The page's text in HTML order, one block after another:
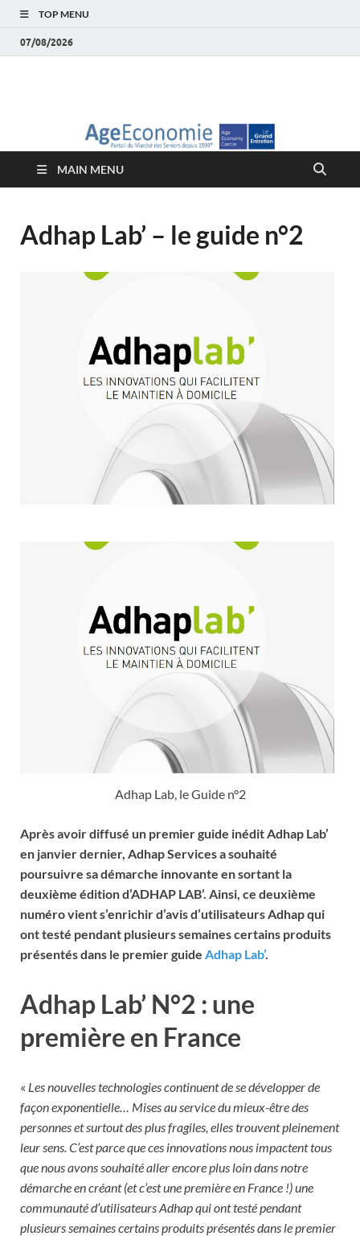
TOP MENU
07/08/2026
économie – Marché
des Seniors
MAIN MENU
Adhap Lab’ – le guide n°2
Adhap Lab, le Guide n°2
Après avoir diffusé un premier guide inédit Adhap Lab’
en janvier dernier, Adhap Services a souhaité
poursuivre sa démarche innovante en sortant la
deuxième édition d’ADHAP LAB’. Ainsi, ce deuxième
numéro vient s’enrichir d’avis d’utilisateurs Adhap qui
ont testé pendant plusieurs semaines certains produits
présentés dans le premier guide Adhap Lab’.
Adhap Lab’ N°2 : une
première en France
« Les nouvelles technologies continuent de se développer de
façon exponentielle… Mises au service du mieux-être des
personnes et surtout des plus fragiles, elles trouvent pleinement
leur sens. C’est parce que ces innovations nous impactent tous
que nous avons souhaité aller encore plus loin dans notre
démarche en créant (et c’est une première en France !) une
communauté d’utilisateurs Adhap qui ont testé pendant
plusieurs semaines certains produits présentés dans le premier